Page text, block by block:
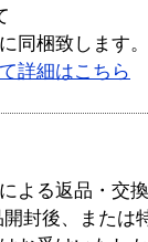
同梱致します。
詳細はこちら
よる返品・交
開封後、または